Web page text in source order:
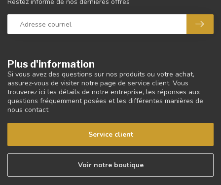
Plus d'information
Si vous avez des questions sur nos produits ou votre achat,
assurez-vous de visiter notre page de service client. Vous
trouverez ici les détails de notre entreprise, les réponses aux
questions fréquemment posées et les différentes manières de
nous contact
Service client
Voir notre boutique
Restez informé de nos dernières offres